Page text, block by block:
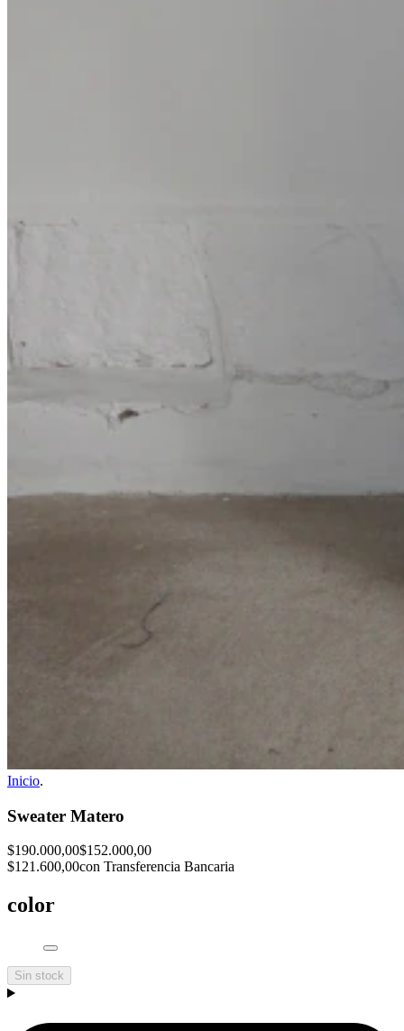
Inicio.
Sweater Matero
$190.000,00$152.000,00
$121.600,00con Transferencia Bancaria
color
Sin stock